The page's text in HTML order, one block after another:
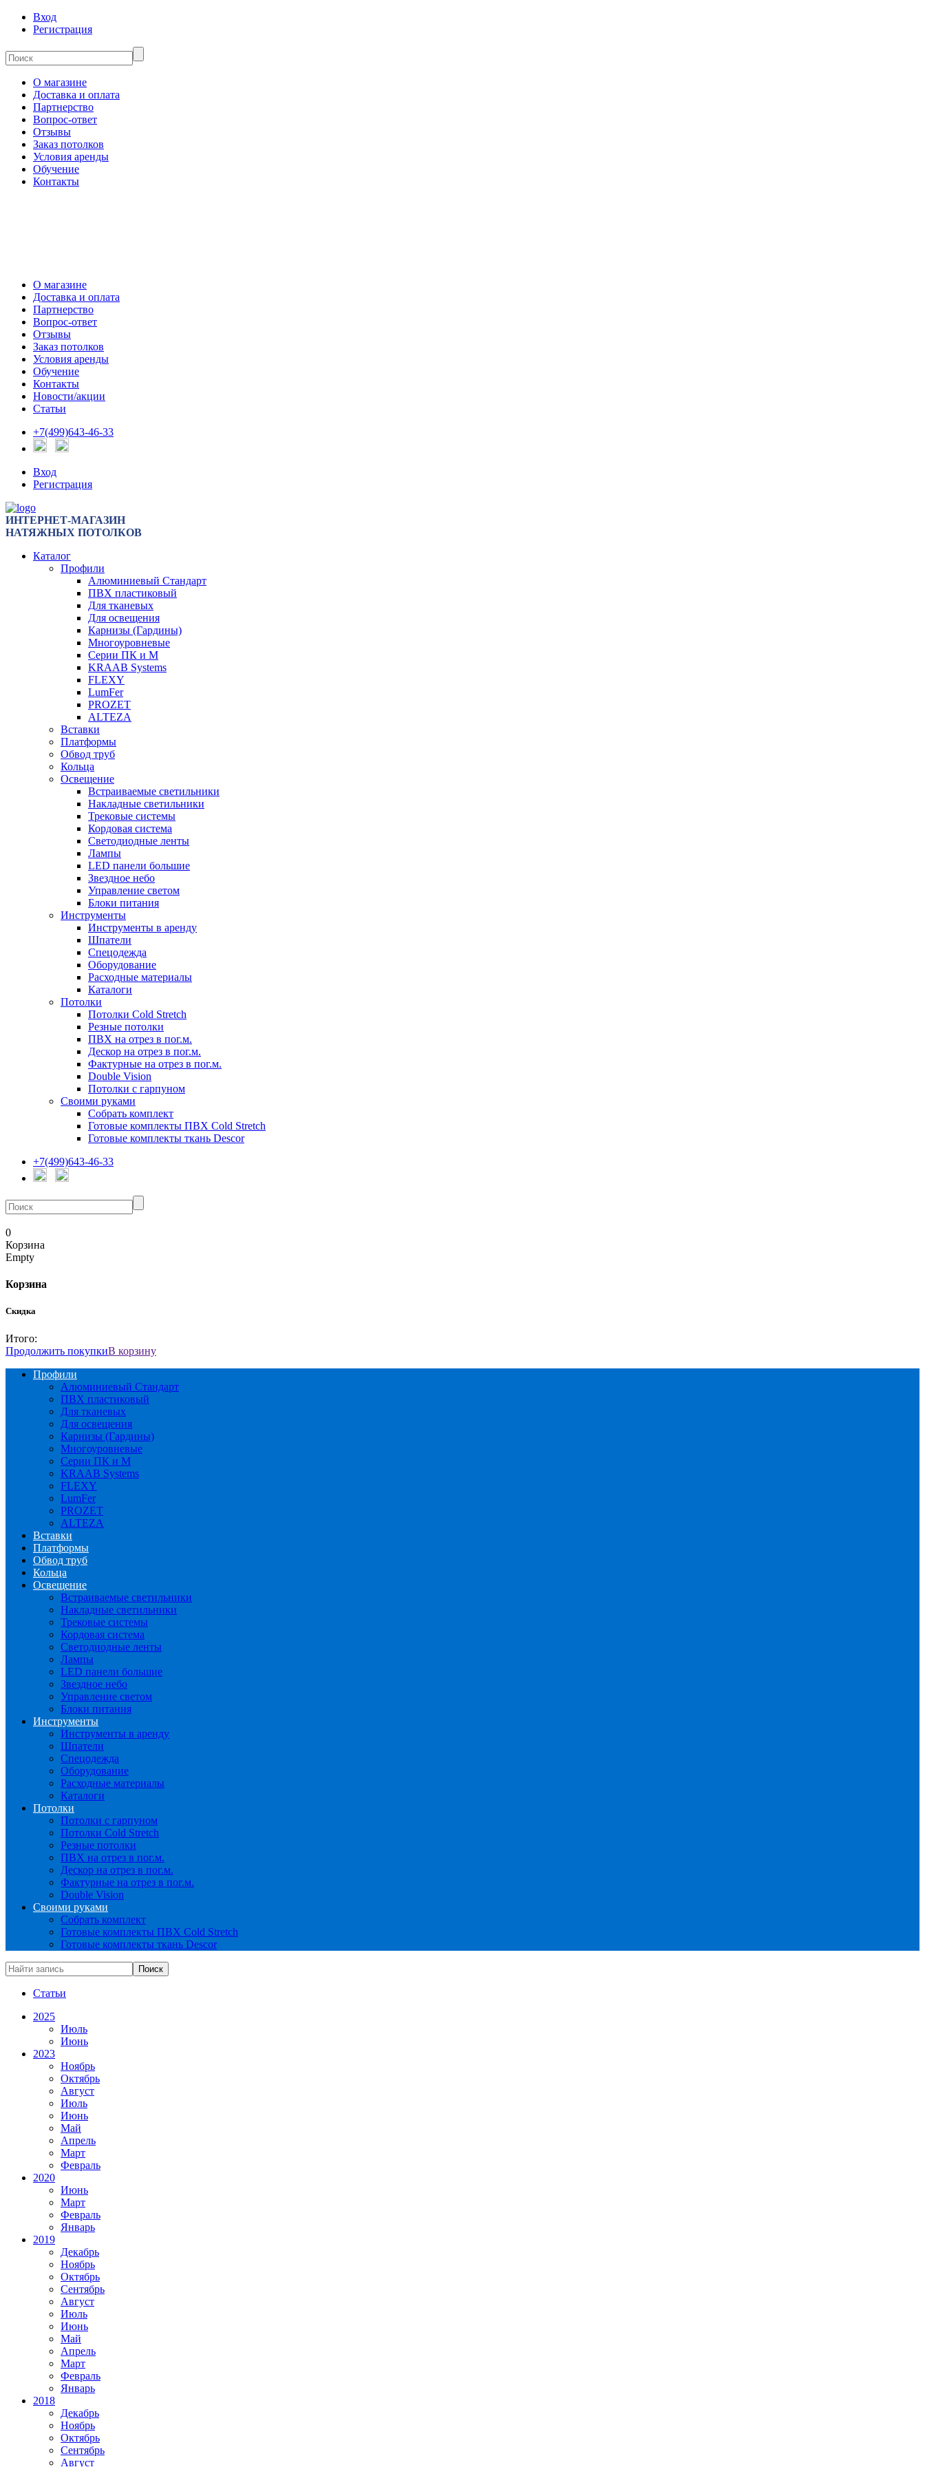
Вход
Регистрация
О магазине
Доставка и оплата
Партнерство
Вопрос-ответ
Отзывы
Заказ потолков
Условия аренды
Обучение
Контакты
О магазине
Доставка и оплата
Партнерство
Вопрос-ответ
Отзывы
Заказ потолков
Условия аренды
Обучение
Контакты
Новости/акции
Статьи
+7(499)643-46-33
Вход
Регистрация
ИНТЕРНЕТ-МАГАЗИН
НАТЯЖНЫХ ПОТОЛКОВ
Каталог
Профили
Алюминиевый Стандарт
ПВХ пластиковый
Для тканевых
Для освещения
Карнизы (Гардины)
Многоуровневые
Серии ПК и М
KRAAB Systems
FLEXY
LumFer
PROZET
ALTEZA
Вставки
Платформы
Обвод труб
Кольца
Освещение
Встраиваемые светильники
Накладные светильники
Трековые системы
Кордовая система
Светодиодные ленты
Лампы
LED панели большие
Звездное небо
Управление светом
Блоки питания
Инструменты
Инструменты в аренду
Шпатели
Спецодежда
Оборудование
Расходные материалы
Каталоги
Потолки
Потолки Cold Stretch
Резные потолки
ПВХ на отрез в пог.м.
Дескор на отрез в пог.м.
Фактурные на отрез в пог.м.
Double Vision
Потолки с гарпуном
Своими руками
Собрать комплект
Готовые комплекты ПВХ Cold Stretch
Готовые комплекты ткань Descor
+7(499)643-46-33
0
Корзина
Empty
Корзина
Скидка
Итого:
Продолжить покупкиВ корзину
Профили
Алюминиевый Стандарт
ПВХ пластиковый
Для тканевых
Для освещения
Карнизы (Гардины)
Многоуровневые
Серии ПК и М
KRAAB Systems
FLEXY
LumFer
PROZET
ALTEZA
Вставки
Платформы
Обвод труб
Кольца
Освещение
Встраиваемые светильники
Накладные светильники
Трековые системы
Кордовая система
Светодиодные ленты
Лампы
LED панели большие
Звездное небо
Управление светом
Блоки питания
Инструменты
Инструменты в аренду
Шпатели
Спецодежда
Оборудование
Расходные материалы
Каталоги
Потолки
Потолки с гарпуном
Потолки Cold Stretch
Резные потолки
ПВХ на отрез в пог.м.
Дескор на отрез в пог.м.
Фактурные на отрез в пог.м.
Double Vision
Своими руками
Собрать комплект
Готовые комплекты ПВХ Cold Stretch
Готовые комплекты ткань Descor
Статьи
2025
Июль
Июнь
2023
Ноябрь
Октябрь
Август
Июль
Июнь
Май
Апрель
Март
Февраль
2020
Июнь
Март
Февраль
Январь
2019
Декабрь
Ноябрь
Октябрь
Сентябрь
Август
Июль
Июнь
Май
Апрель
Март
Февраль
Январь
2018
Декабрь
Ноябрь
Октябрь
Сентябрь
Август